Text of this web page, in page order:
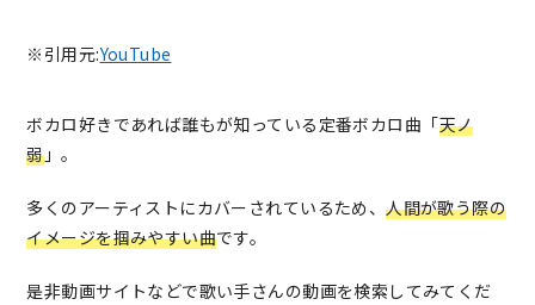
※引用元:YouTube
ボカロ好きであれば誰もが知っている定番ボカロ曲「天ノ
弱」。
多くのアーティストにカバーされているため、人間が歌う際の
イメージを掴みやすい曲です。
是非動画サイトなどで歌い手さんの動画を検索してみてくだ